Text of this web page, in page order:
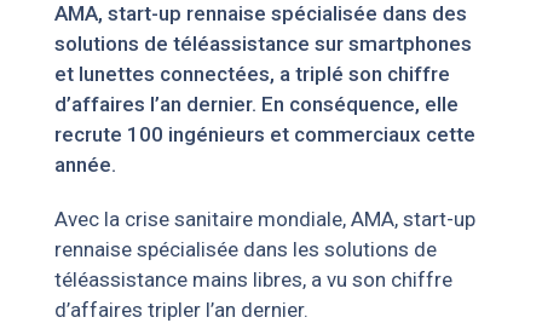
AMA, start-up rennaise spécialisée dans des
solutions de téléassistance sur smartphones
et lunettes connectées, a triplé son chiffre
d’affaires l’an dernier. En conséquence, elle
recrute 100 ingénieurs et commerciaux cette
année.
Avec la crise sanitaire mondiale, AMA, start-up
rennaise spécialisée dans les solutions de
téléassistance mains libres, a vu son chiffre
d’affaires tripler l’an dernier.